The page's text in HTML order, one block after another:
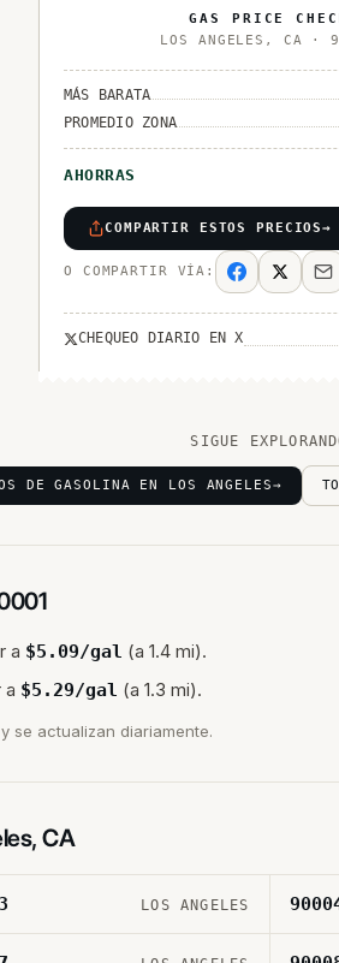
GAS PRICE
LOS ANGELES , CA ·
MÁS BARATA
PROMEDIO ZONA
AHORRAS
COMPARTIR ESTOS PRECIOS→
O COMPARTIR VÍA:
CHEQUEO DIARIO EN X
SIGUE
DE GASOLINA EN LOS ANGELES→
a $5.09/gal (a 1.4 mi).
a $5.29/gal (a 1.3 mi).
se actualizan diariamente.
, CA
LOS ANGELES